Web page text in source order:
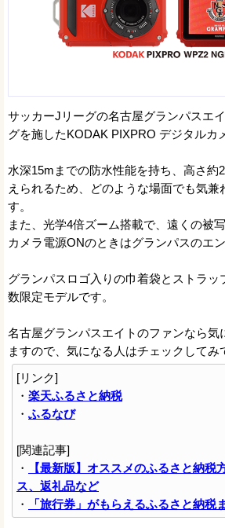
サッカーJリーグの名古屋グランパスエ
グを施したKODAK PIXPRO デジタルカ
水深15mまでの防水性能を持ち、高さ約
えられるため、どのような場面でも気兼
す。
また、光学4倍ズーム搭載で、遠くの被
カメラ電源ONのときはグランパスのエ
グランパスロゴ入りの巾着袋とストラッ
数限定モデルです。
名古屋グランパスエイトのファンなら気
ますので、気になる人はチェックしてみ
[リンク]
・ 楽天ふるさと納税
・ ふるなび
[関連記事]
・
【最新版】オススメのふるさと納税
ス、返礼品など
・
「旅行券」がもらえるふるさと納税